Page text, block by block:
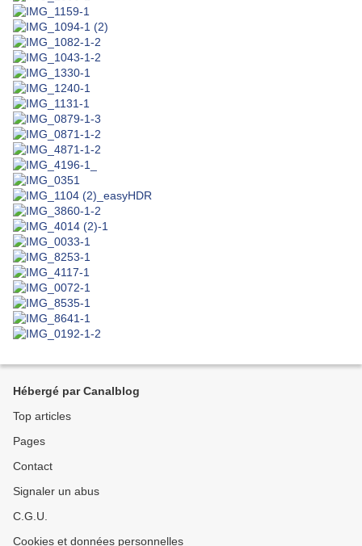
Hébergé par Canalblog
Top articles
Pages
Contact
Signaler un abus
C.G.U.
Cookies et données personnelles